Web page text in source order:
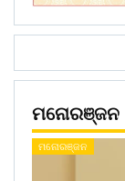
ମନୋରଞ୍ଜନ
ମନୋରଞ୍ଜନ